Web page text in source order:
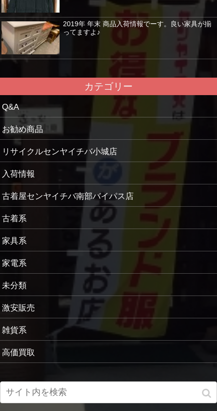
2019年 年末 商品入荷情報でーす。良い家具が揃
ってますよ♪
カテゴリー
Q&A
お勧め商品
リサイクルセンヤイチバ小城店
入荷情報
古着屋センヤイチバ南部バイパス店
古着系
家具系
家電系
未分類
激安販売
雑貨系
高価買取